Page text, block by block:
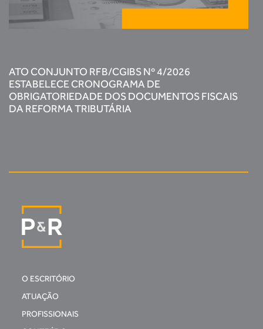
ATO CONJUNTO RFB/CGIBS Nº 4/2026
ESTABELECE CRONOGRAMA DE
OBRIGATORIEDADE DOS DOCUMENTOS FISCAIS
DA REFORMA TRIBUTÁRIA
O ESCRITÓRIO
ATUAÇÃO
PROFISSIONAIS